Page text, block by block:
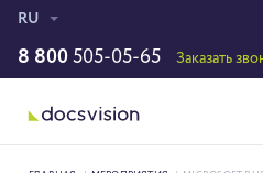
RU
8 800 505-05-65 Заказать